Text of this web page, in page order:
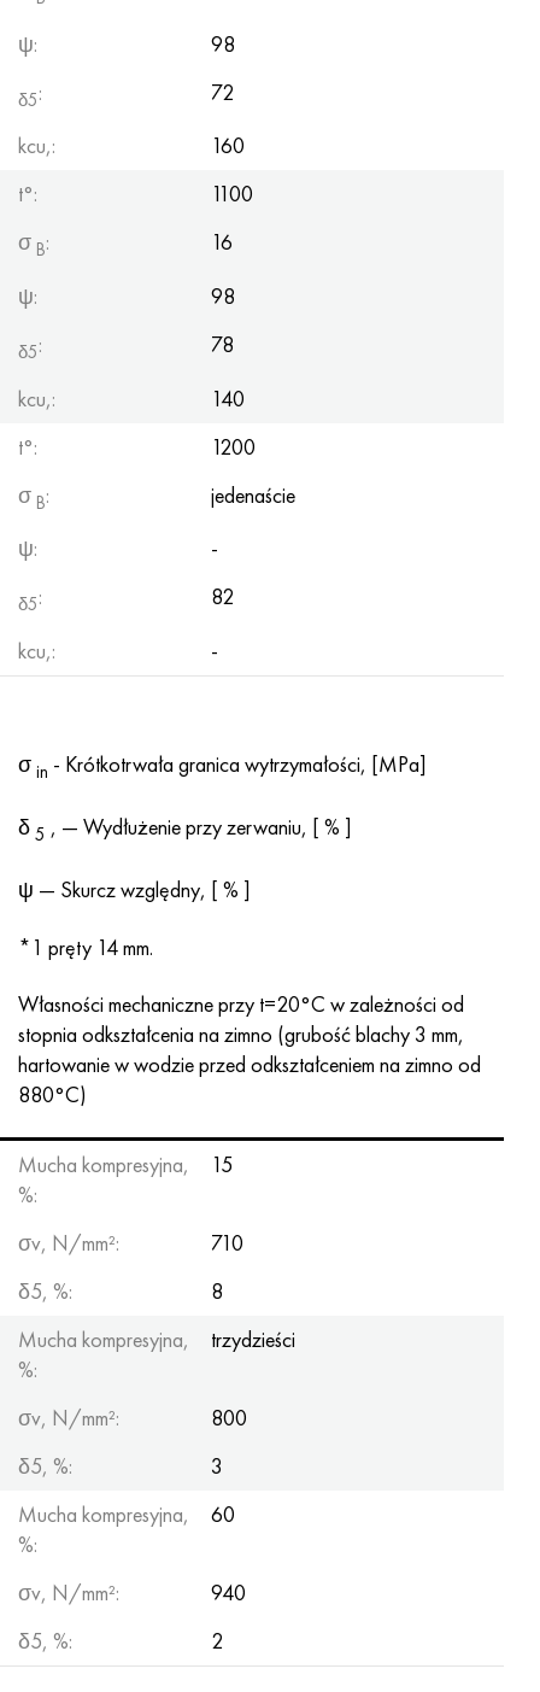
ψ:
98
δ5:
72
kcu,:
160
t°:
1100
σ B:
16
ψ:
98
δ5:
78
kcu,:
140
t°:
1200
σ B:
jedenaście
ψ:
-
δ5:
82
kcu,:
-
σ in - Krótkotrwała granica wytrzymałości, [MPa]
δ 5 , — Wydłużenie przy zerwaniu, [ % ]
ψ — Skurcz względny, [ % ]
*1 pręty 14 mm.
Własności mechaniczne przy t=20°C w zależności od
stopnia odkształcenia na zimno (grubość blachy 3 mm,
hartowanie w wodzie przed odkształceniem na zimno od
880°C)
Mucha kompresyjna,
%:
15
σv, N/mm²:
710
δ5, %:
8
Mucha kompresyjna,
%:
trzydzieści
σv, N/mm²:
800
δ5, %:
3
Mucha kompresyjna,
%:
60
σv, N/mm²:
940
δ5, %:
2